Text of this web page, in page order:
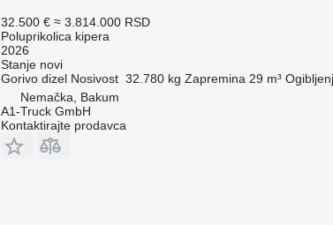
32.500 € ≈ 3.814.000 RSD
Poluprikolica kipera
2026
Stanjenovi
Gorivo dizel Nosivost 32.780 kg Zapremina 29 m³
Nemačka, Bakum
A1-Truck GmbH
Kontaktirajte prodavca